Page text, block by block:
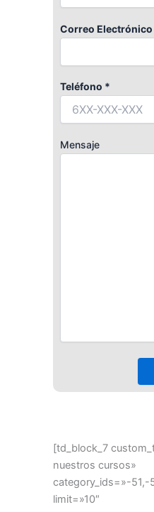
Correo
Teléfono *
Mensaje
[td_block_7
nuestros cursos»
category_ids=»-51,-
limit=»10″